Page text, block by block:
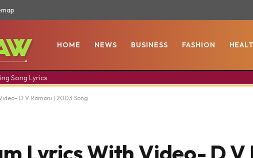
HOME NEWS BUSINESS FASHION
Song Lyrics
D V Ramani | 2003 Song